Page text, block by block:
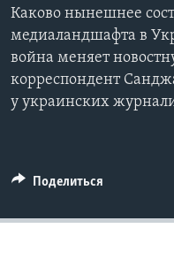
Языки
Каково нынешнее
медиаландшафта в
война меняет
корреспондент
у украинских
Поделиться